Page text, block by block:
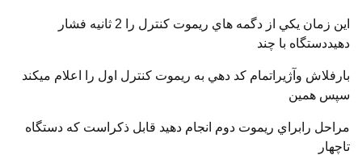
اين زمان يكي از دگمه هاي ريموت كنترل را 2 ثانيه فشار
دهيددستگاه با چند
بارفلاش وآژيراتمام كد دهي به ريموت كنترل اول را اعلام ميكند
سپس همين
مراحل رابراي ريموت دوم انجام دهيد قابل ذكراست كه دستگاه
تاچهار